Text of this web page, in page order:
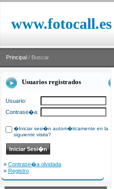
www.fotocall.es
Principal / Buscar
Usuarios registrados
Usuario:
Contrase�a:
�Iniciar sesi�n autom�ticamente en la
siguiente visita?
» Contrase�a olvidada
» Registro